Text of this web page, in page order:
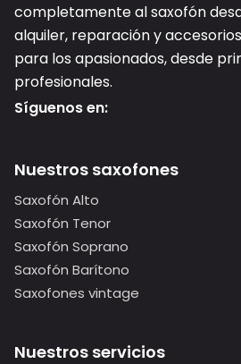
completamente al saxofón
alquiler, reparación y
para los apasionados, desde
profesionales.
Síguenos en:
Nuestros saxofones
Saxofón Alto
Saxofón Tenor
Saxofón Soprano
Saxofón Barítono
Saxofones vintage
Nuestros servicios